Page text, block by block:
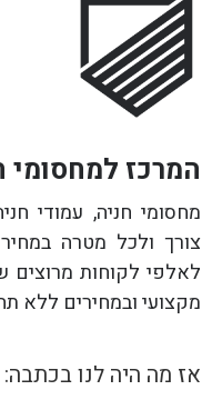
המרכז למחסומי
מחסומי חניה, עמודי
צורך ולכל מטרה
לאלפי לקוחות מרוצים
מקצועי ובמחירים ללא
אז מה היה לנו בכתבה: